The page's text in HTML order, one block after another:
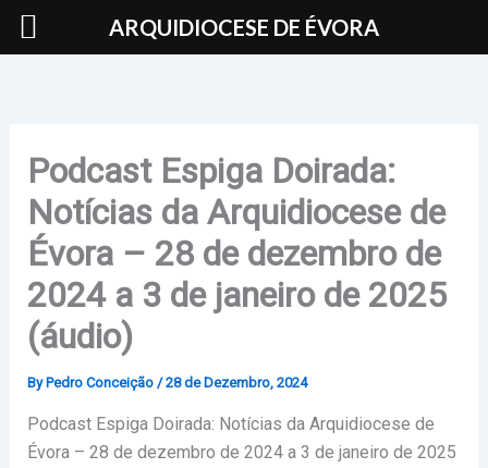
Skip
Podcast Espiga Doirada:
Notícias da Arquidiocese de
Évora – 28 de dezembro de
2024 a 3 de janeiro de 2025
(áudio)
By Pedro Conceição /28 de Dezembro, 2024
Podcast Espiga Doirada: Notícias da Arquidiocese de
Évora – 28 de dezembro de 2024 a 3 de janeiro de 2025
ARQUIDIOCESE DE ÉVORA